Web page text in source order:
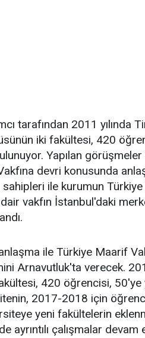
tarafından 2011 yılında
iki fakültesi, 420
Yapılan
devri konusunda
ile kurumun
vakfın İstanbul'daki
ile Türkiye Maarif
Arnavutluk'ta verecek.
420 öğrencisi, 50'ye
2017-2018 için
yeni fakültelerin
ayrıntılı çalışmalar devam